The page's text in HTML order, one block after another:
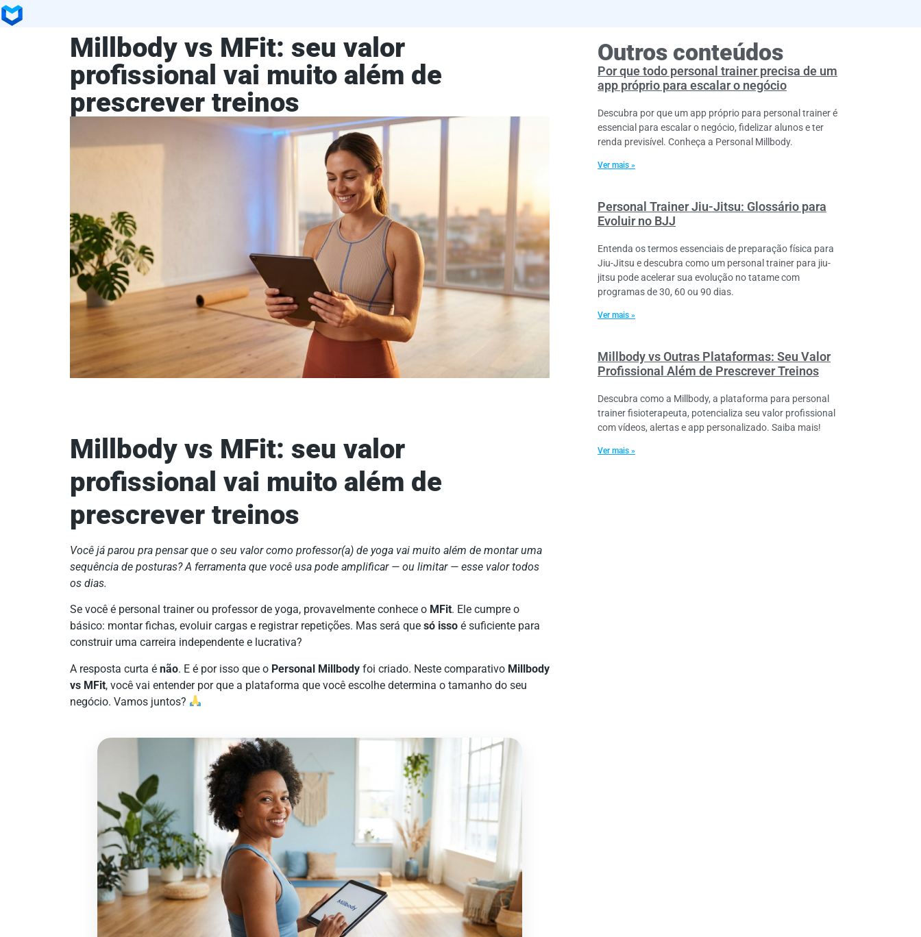
Millbody vs MFit: seu valor
profissional vai muito além de
prescrever treinos
Millbody vs MFit: seu valor
profissional vai muito além de
prescrever treinos
Você já parou pra pensar que o seu valor como professor(a) de yoga vai muito além de montar uma
sequência de posturas? A ferramenta que você usa pode amplificar — ou limitar — esse valor todos
os dias.
Se você é personal trainer ou professor de yoga, provavelmente conhece o MFit. Ele cumpre o
básico: montar fichas, evoluir cargas e registrar repetições. Mas será que só isso é suficiente para
construir uma carreira independente e lucrativa?
A resposta curta é não. E é por isso que o Personal Millbody foi criado. Neste comparativo Millbody
vs MFit, você vai entender por que a plataforma que você escolhe determina o tamanho do seu
negócio. Vamos juntos?
Outros conteúdos
Por que todo personal trainer precisa de um
app próprio para escalar o negócio
Descubra por que um app próprio para personal trainer é
essencial para escalar o negócio, fidelizar alunos e ter
renda previsível. Conheça a Personal Millbody.
Ver mais »
Personal Trainer Jiu-Jitsu: Glossário para
Evoluir no BJJ
Entenda os termos essenciais de preparação física para
Jiu-Jitsu e descubra como um personal trainer para jiu-
jitsu pode acelerar sua evolução no tatame com
programas de 30, 60 ou 90 dias.
Ver mais »
Millbody vs Outras Plataformas: Seu Valor
Profissional Além de Prescrever Treinos
Descubra como a Millbody, a plataforma para personal
trainer fisioterapeuta, potencializa seu valor profissional
com vídeos, alertas e app personalizado. Saiba mais!
Ver mais »